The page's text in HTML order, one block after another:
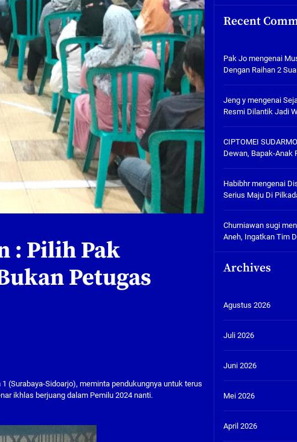
: Pilih Pak
Petugas
(Surabaya-Sidoarjo), meminta pendukungnya untuk terus
ikhlas berjuang dalam Pemilu 2024 nanti.
Recent
Pak Jomengenai
Dengan Raihan 2
Jeng ymengenai
Resmi Dilantik Jadi
CIPTOMEI SUDARMO
Dewan, Bapak-Anak
Habibhrmengenai
Serius Maju Di
Churniawan sugi
Aneh, Ingatkan Tim
Archives
Agustus 2026
Juli 2026
Juni 2026
Mei 2026
April 2026